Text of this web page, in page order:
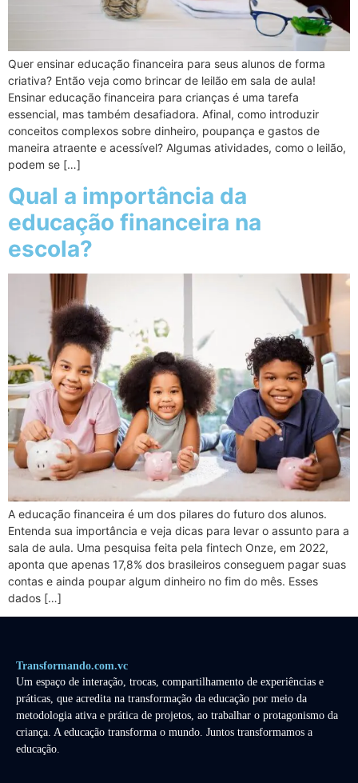
Quer ensinar educação financeira para seus alunos de forma
criativa? Então veja como brincar de leilão em sala de aula!
Ensinar educação financeira para crianças é uma tarefa
essencial, mas também desafiadora. Afinal, como introduzir
conceitos complexos sobre dinheiro, poupança e gastos de
maneira atraente e acessível? Algumas atividades, como o leilão,
podem se […]
Qual a importância da
educação financeira na
escola?
A educação financeira é um dos pilares do futuro dos alunos.
Entenda sua importância e veja dicas para levar o assunto para a
sala de aula. Uma pesquisa feita pela fintech Onze, em 2022,
aponta que apenas 17,8% dos brasileiros conseguem pagar suas
contas e ainda poupar algum dinheiro no fim do mês. Esses
dados […]
Transformando.com.vc
Um espaço de interação, trocas, compartilhamento de experiências e
práticas, que acredita na transformação da educação por meio da
metodologia ativa e prática de projetos, ao trabalhar o protagonismo da
criança. A educação transforma o mundo. Juntos transformamos a
educação.